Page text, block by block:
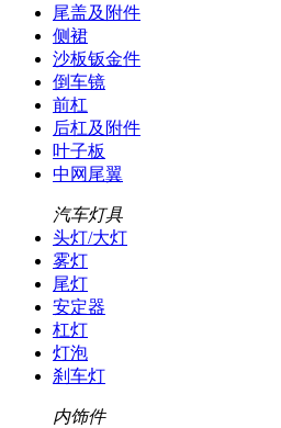
尾盖及附件
侧裙
沙板钣金件
倒车镜
前杠
后杠及附件
叶子板
中网尾翼
汽车灯具
头灯/大灯
雾灯
尾灯
安定器
杠灯
灯泡
刹车灯
内饰件